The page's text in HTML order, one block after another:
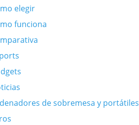
elegir
funciona
de sobremesa y portátiles